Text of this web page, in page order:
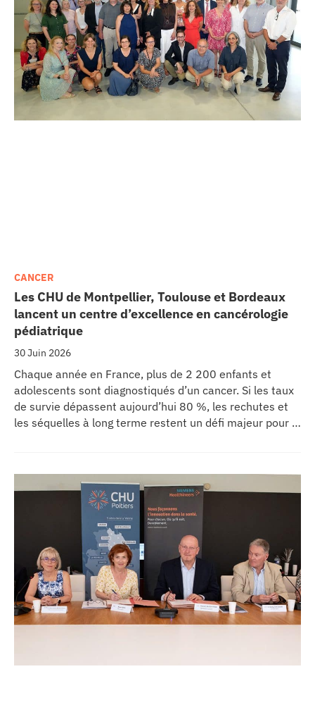
Les CHU de Montpellier, Toulouse et Bordeaux
lancent un centre d’excellence en cancérologie
pédiatrique
30 Juin 2026
CANCER
Chaque année en France, plus de 2 200 enfants et
adolescents sont diagnostiqués d’un cancer. Si les taux
de survie dépassent aujourd’hui 80 %, les rechutes et
les séquelles à long terme restent un défi majeur pour la
l’Oncopole Claudius Regaud et de leurs partenaires,
lancent CIRCLE, un centre de recherche d’excellence
dédié aux cancers pédiatriques.